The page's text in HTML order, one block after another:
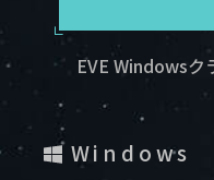
EVE Windowsク
Windows